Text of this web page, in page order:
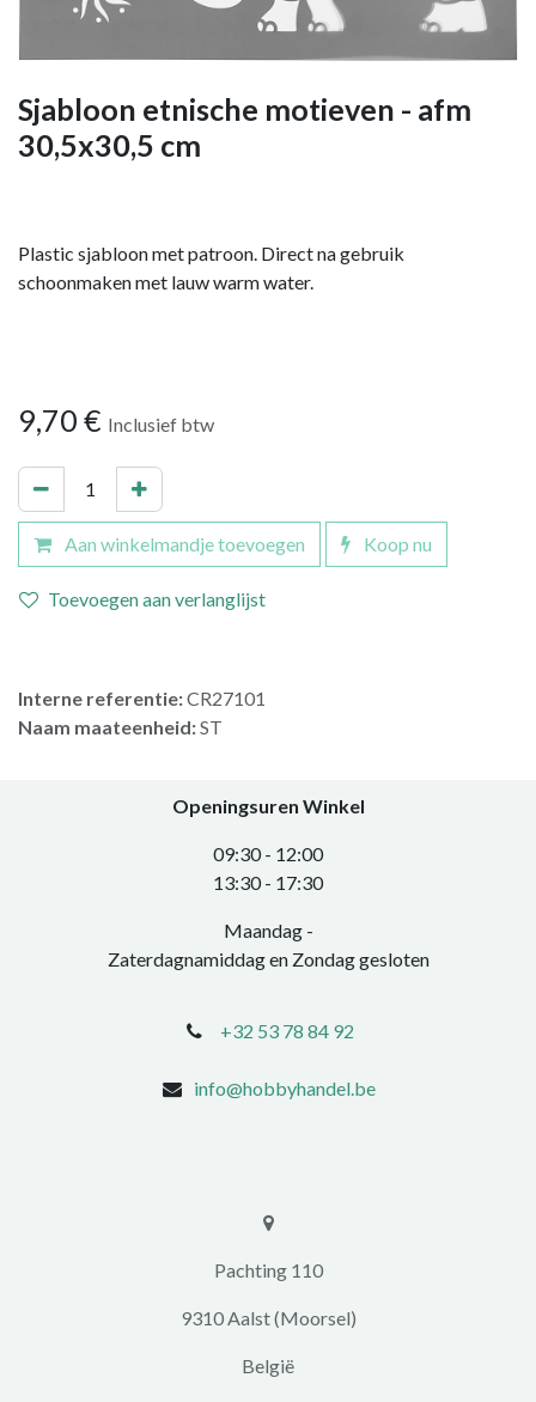
Sjabloon etnische motieven - afm
30,5x30,5 cm
Plastic sjabloon met patroon. Direct na gebruik
schoonmaken met lauw warm water.
9,70 € Inclusief btw
Aan winkelmandje toevoegen Koop nu
Toevoegen aan verlanglijst
Interne referentie:CR27101
Naam maateenheid:ST
Openingsuren Winkel
0​9:30 - 12:00
​13:30 - 17:30​
Maandag -
Zaterdagnamiddag en Zondag gesloten
+32 53 78 84 92
info@hobbyhandel.be
​​Pachting 110
9310 Aalst (Moorsel)
​België